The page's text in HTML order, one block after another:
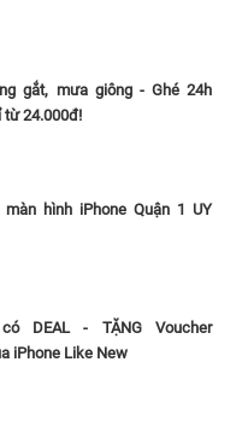
gắt, mưa giông - Ghé 24h
24.000đ!
hình iPhone Quận 1 UY
DEAL - TẶNG Voucher
iPhone Like New